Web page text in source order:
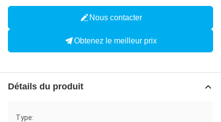
Nous contacter
Obtenez le meilleur prix
Détails du produit
Type: